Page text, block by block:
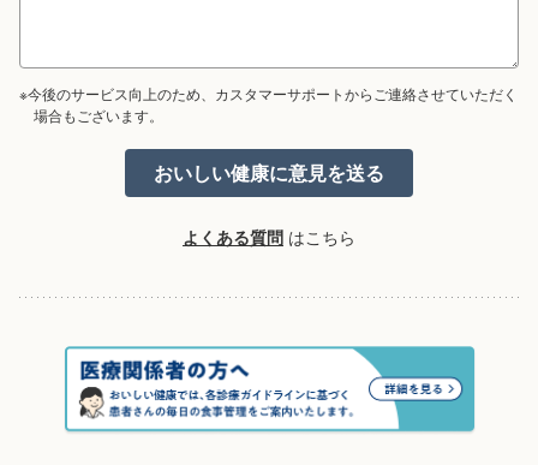
※今後のサービス向上のため、カスタマーサポートからご連絡させていただく
場合もございます。
よくある質問 はこちら